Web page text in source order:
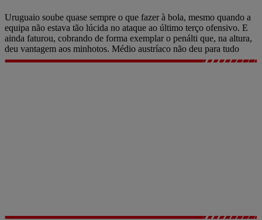
Uruguaio soube quase sempre o que fazer à bola, mesmo quando a
equipa não estava tão lúcida no ataque ao último terço ofensivo. E
ainda faturou, cobrando de forma exemplar o penálti que, na altura,
deu vantagem aos minhotos. Médio austríaco não deu para tudo